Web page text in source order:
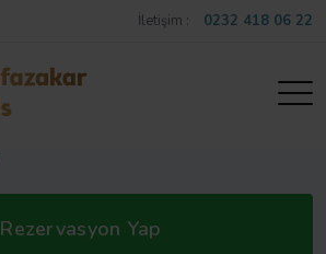
İletişim : 0232 418 06 22
Rezervasyon Yap